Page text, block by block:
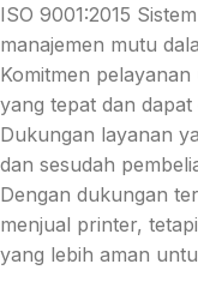
ISO 9001:2015
manajemen mutu
Komitmen
yang tepat dan dapat
Dukungan layanan
dan sesudah
Dengan dukungan
menjual printer,
yang lebih aman